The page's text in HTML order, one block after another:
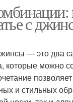
с
— это два
которые можно
и стильных